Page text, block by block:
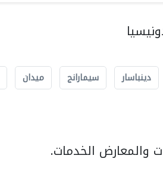
دينباسار سيمارانج ميدان
والمعارض الخدمات.